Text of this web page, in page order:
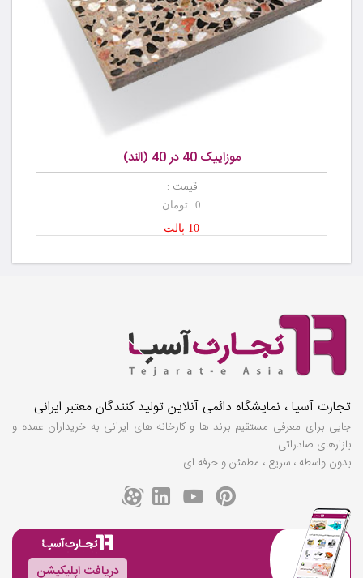
موزاییک 40 در 40 (الند)
قیمت :
0 تومان
10 پالت
تجارت آسیا ، نمایشگاه دائمی آنلاین تولید کنندگان معتبر ایرانی
جایی برای معرفی مستقیم برند ها و کارخانه های ایرانی به خریداران عمده و
بازارهای صادراتی
بدون واسطه ، سریع ، مطمئن و حرفه ای
دریافت اپلیکیشن